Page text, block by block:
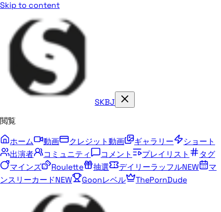
Skip to content
SKBJ
閲覧
ホーム
動画 クレジット動画 ギャラリー
ショート
出演者
コミュニティ コメント プレイリスト
タグ
マインズ
Roulette 抽選 デイリーラッフルNEW
マ
ンスリーカードNEW Goonレベル ThePornDude